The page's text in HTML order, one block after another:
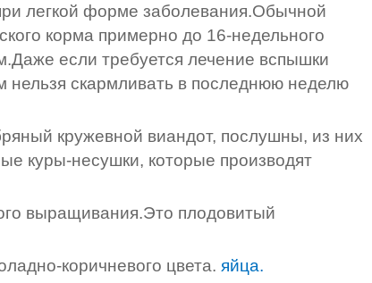
легкой форме заболевания.Обычной
корма примерно до 16-недельного
если требуется лечение вспышки
скармливать в последнюю неделю
кружевной виандот, послушны, из них
куры-несушки, которые производят
выращивания.Это плодовитый
коричневого цвета. яйца.